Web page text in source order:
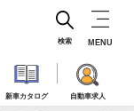
新車カタログ 自動車求人
検索 MENU